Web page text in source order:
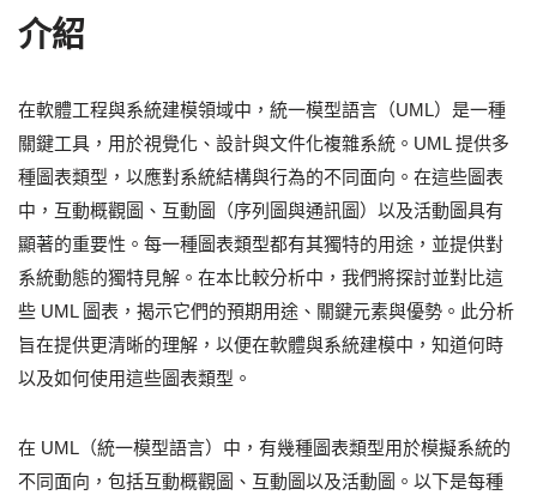
介紹
在軟體工程與系統建模領域中，統一模型語言（UML）是一種
關鍵工具，用於視覺化、設計與文件化複雜系統。UML 提供多
種圖表類型，以應對系統結構與行為的不同面向。在這些圖表
中，互動概觀圖、互動圖（序列圖與通訊圖）以及活動圖具有
顯著的重要性。每一種圖表類型都有其獨特的用途，並提供對
系統動態的獨特見解。在本比較分析中，我們將探討並對比這
些 UML 圖表，揭示它們的預期用途、關鍵元素與優勢。此分析
旨在提供更清晰的理解，以便在軟體與系統建模中，知道何時
以及如何使用這些圖表類型。
在 UML（統一模型語言）中，有幾種圖表類型用於模擬系統的
不同面向，包括互動概觀圖、互動圖以及活動圖。以下是每種